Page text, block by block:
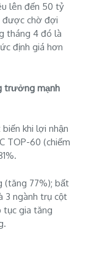
lên đến 50 tỷ
được chờ đợi
tháng 4 đó là
định giá hơn
trưởng mạnh
khi lợi nhận
TOP-60 (chiếm
(tăng 77%); bất
3 ngành trụ cột
tục gia tăng